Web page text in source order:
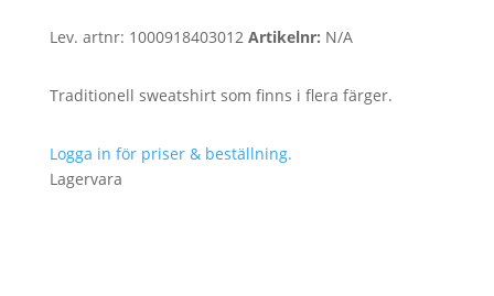
Lev. artnr: 1000918403012 Artikelnr: N/A
Traditionell sweatshirt som finns i flera färger.
Logga in för priser & beställning.
Lagervara